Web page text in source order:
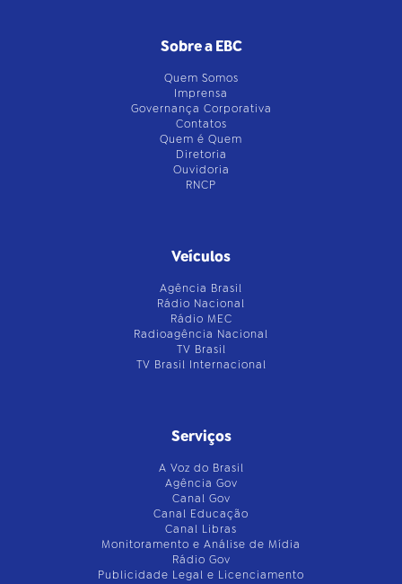
Sobre a EBC
Quem Somos
Imprensa
Governança Corporativa
Contatos
Quem é Quem
Diretoria
Ouvidoria
RNCP
Veículos
Agência Brasil
Rádio Nacional
Rádio MEC
Radioagência Nacional
TV Brasil
TV Brasil Internacional
Serviços
A Voz do Brasil
Agência Gov
Canal Gov
Canal Educação
Canal Libras
Monitoramento e Análise de Mídia
Rádio Gov
Publicidade Legal e Licenciamento